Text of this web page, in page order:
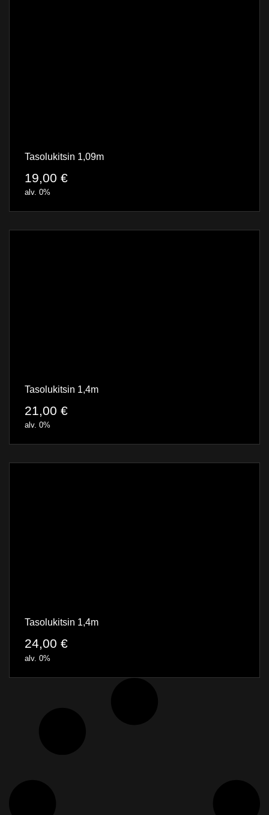
Tasolukitsin 1,09m
19,00 €
alv. 0%
Tasolukitsin 1,4m
21,00 €
alv. 0%
Tasolukitsin 1,4m
24,00 €
alv. 0%